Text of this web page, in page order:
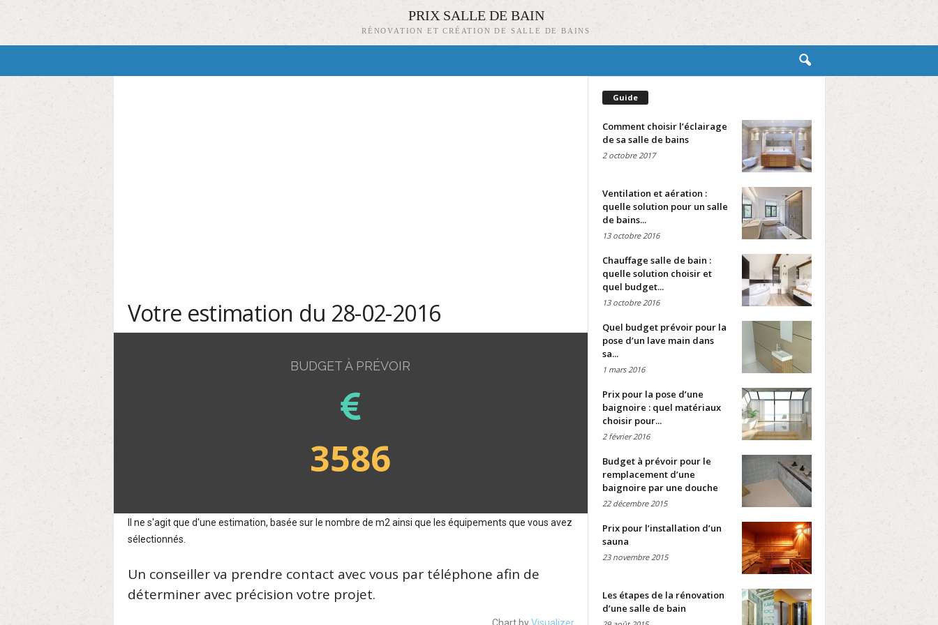
PRIX SALLE DE BAIN
RÉNOVATION ET CRÉATION DE SALLE DE BAINS
Votre estimation du 28-02-2016
BUDGET À PRÉVOIR
3586
Il ne s'agit que d'une estimation, basée sur le nombre de m2 ainsi que les équipements que vous avez
sélectionnés.
Un conseiller va prendre contact avec vous par téléphone afin de
déterminer avec précision votre projet.
Chart byVisualizer
Guide
Comment choisir l’éclairage
de sa salle de bains
2 octobre 2017
Ventilation et aération :
quelle solution pour un salle
de bains...
13 octobre 2016
Chauffage salle de bain :
quelle solution choisir et
quel budget...
13 octobre 2016
Quel budget prévoir pour la
pose d’un lave main dans
sa...
1 mars 2016
Prix pour la pose d’une
baignoire : quel matériaux
choisir pour...
2 février 2016
Budget à prévoir pour le
remplacement d’une
baignoire par une douche
22 décembre 2015
Prix pour l’installation d’un
sauna
23 novembre 2015
Les étapes de la rénovation
d’une salle de bain